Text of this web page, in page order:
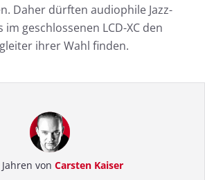
Daher dürften audiophile Jazz-
im geschlossenen LCD-XC den
ihrer Wahl finden.
von Carsten Kaiser